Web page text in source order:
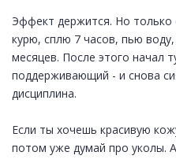
Эффект держится. Но только
курю, сплю 7 часов, пью
месяцев. После этого начал
поддерживающий - и снова
дисциплина.
Если ты хочешь красивую
потом уже думай про уколы.